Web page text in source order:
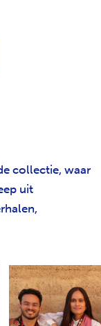
collectie, waar
uit